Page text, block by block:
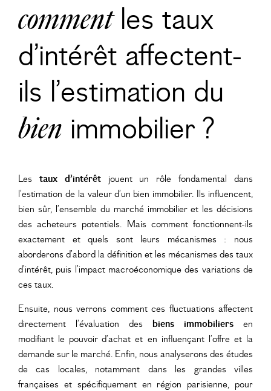
commentles taux
d’intérêt affectent-
ils l’estimation du
bien immobilier ?
Les taux d’intérêtjouent un rôle fondamental dans
l’estimation de la valeur d’un bien immobilier. Ils influencent,
bien sûr, l’ensemble du marché immobilier et les décisions
des acheteurs potentiels. Mais comment fonctionnent-ils
exactement et quels sont leurs mécanismes : nous
aborderons d’abord la définition et les mécanismes des taux
d’intérêt, puis l’impact macroéconomique des variations de
ces taux.
Ensuite, nous verrons comment ces fluctuations affectent
directement l’évaluation des biens immobiliers en
modifiant le pouvoir d’achat et en influençant l’offre et la
demande sur le marché. Enfin, nous analyserons des études
de cas locales, notamment dans les grandes villes
françaises et spécifiquement en région parisienne, pour